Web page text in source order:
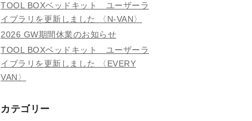
TOOL BOXベッドキット ユーザーラ
イブラリを更新しました 〈N-VAN〉
2026 GW期間休業のお知らせ
TOOL BOXベッドキット ユーザーラ
イブラリを更新しました 〈EVERY
VAN〉
カテゴリー